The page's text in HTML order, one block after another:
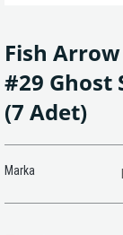
Fish Arrow
#29 Ghost
(7 Adet)
Marka